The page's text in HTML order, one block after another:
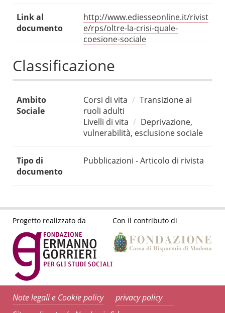
Link al
documento
http://www.ediesseonline.it/rivist
e/rps/oltre-la-crisi-quale-
coesione-sociale
Classificazione
Ambito
Sociale
Corsi di vita
Transizione ai
ruoli adulti
Livelli di vita
Deprivazione,
vulnerabilità, esclusione sociale
Tipo di
documento
Pubblicazioni - Articolo di rivista
Progetto realizzato da Con il contributo di
Note legali e Cookie policy
privacy policy